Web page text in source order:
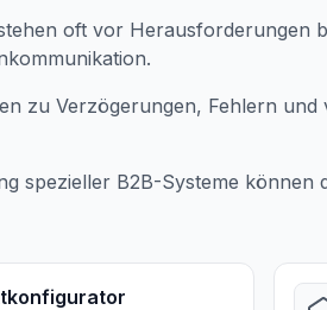
oft vor Herausforderungen
zu Verzögerungen, Fehlern und
spezieller B2B-Systeme können